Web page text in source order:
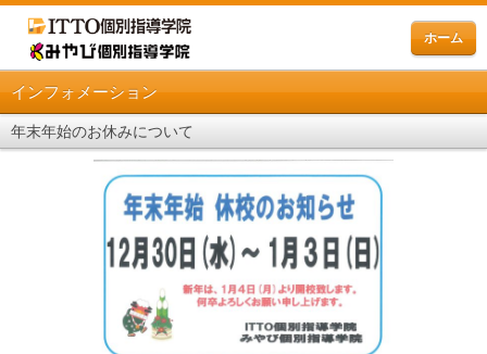
ホーム
インフォメーション
年末年始のお休みについて